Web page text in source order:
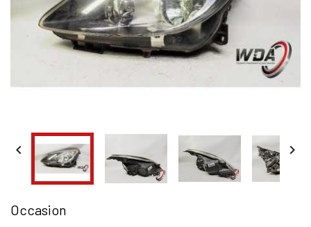
 
Occasion